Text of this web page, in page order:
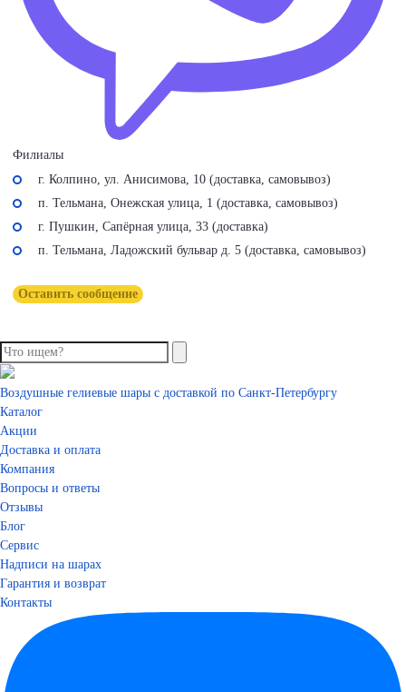
Филиалы
г. Колпино, ул. Анисимова, 10 (доставка, самовывоз)
п. Тельмана, Онежская улица, 1 (доставка, самовывоз)
г. Пушкин, Сапёрная улица, 33 (доставка)
п. Тельмана, Ладожский бульвар д. 5 (доставка, самовывоз)
Оставить сообщение
Воздушные гелиевые шары с доставкой по Санкт-Петербургу
Каталог
Акции
Доставка и оплата
Компания
Вопросы и ответы
Отзывы
Блог
Сервис
Надписи на шарах
Гарантия и возврат
Контакты